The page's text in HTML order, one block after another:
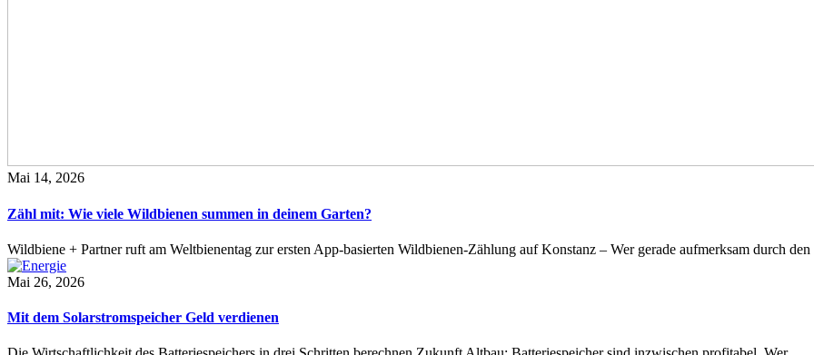
Mai 14, 2026
Zähl mit: Wie viele Wildbienen summen in deinem Garten?
Wildbiene + Partner ruft am Weltbienentag zur ersten App-basierten Wildbienen-Zählung auf Konstanz – Wer gerade aufmerksam durch
Mai 26, 2026
Mit dem Solarstromspeicher Geld verdienen